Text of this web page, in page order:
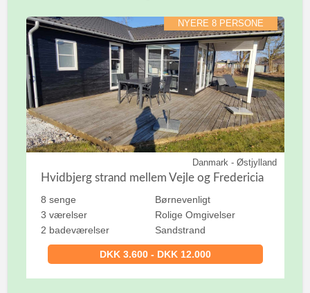
NYERE 8 PERSONE
Danmark - Østjylland
Hvidbjerg strand mellem Vejle og Fredericia
8 senge
3 værelser
2 badeværelser
Børnevenligt
Rolige Omgivelser
Sandstrand
DKK 3.600 - DKK 12.000